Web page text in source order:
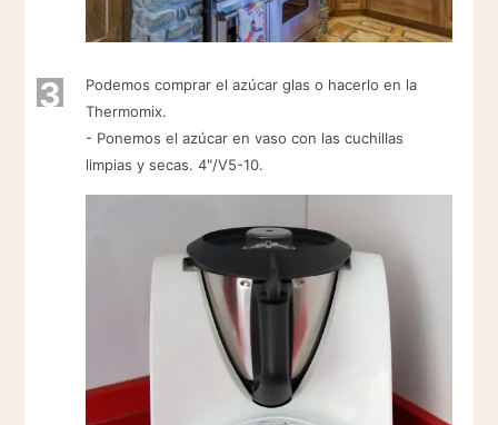
3
Podemos comprar el azúcar glas o hacerlo en la
Thermomix.
- Ponemos el azúcar en vaso con las cuchillas
limpias y secas. 4"/V5-10.